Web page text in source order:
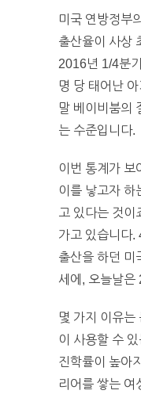
미국 연방정부
출산율이 사상
2016년 1/4분
명 당 태어난
말 베이비붐의
는 수준입니다.
이번 통계가 보
이를 낳고자 하
고 있다는 것이
가고 있습니다.
출산을 하던 미
세에, 오늘날은
몇 가지 이유
이 사용할 수
진학률이 높아
리어를 쌓는 여